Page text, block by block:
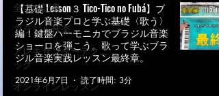
全ての記事
ブラジル音楽
アレキサンダーテクニ
ック
オンラインレッスン
【基礎 Lesson３ Tico-Tico no Fubá】ブ
ラジル音楽プロと学ぶ基礎〈歌う〉
編！鍵盤ハーモニカでブラジル音楽
ショーロを弾こう。歌って学ぶブラ
ジル音楽実践レッスン最終章。
2021年6月7日 読了時間: 3分